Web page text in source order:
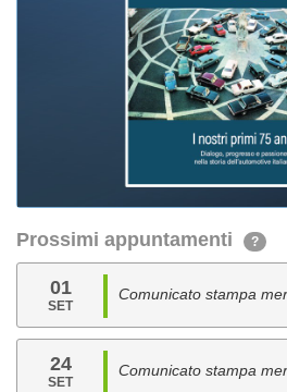
Prossimi appuntamenti ?
01
SET
Comunicato stampa
24
SET
Comunicato stampa